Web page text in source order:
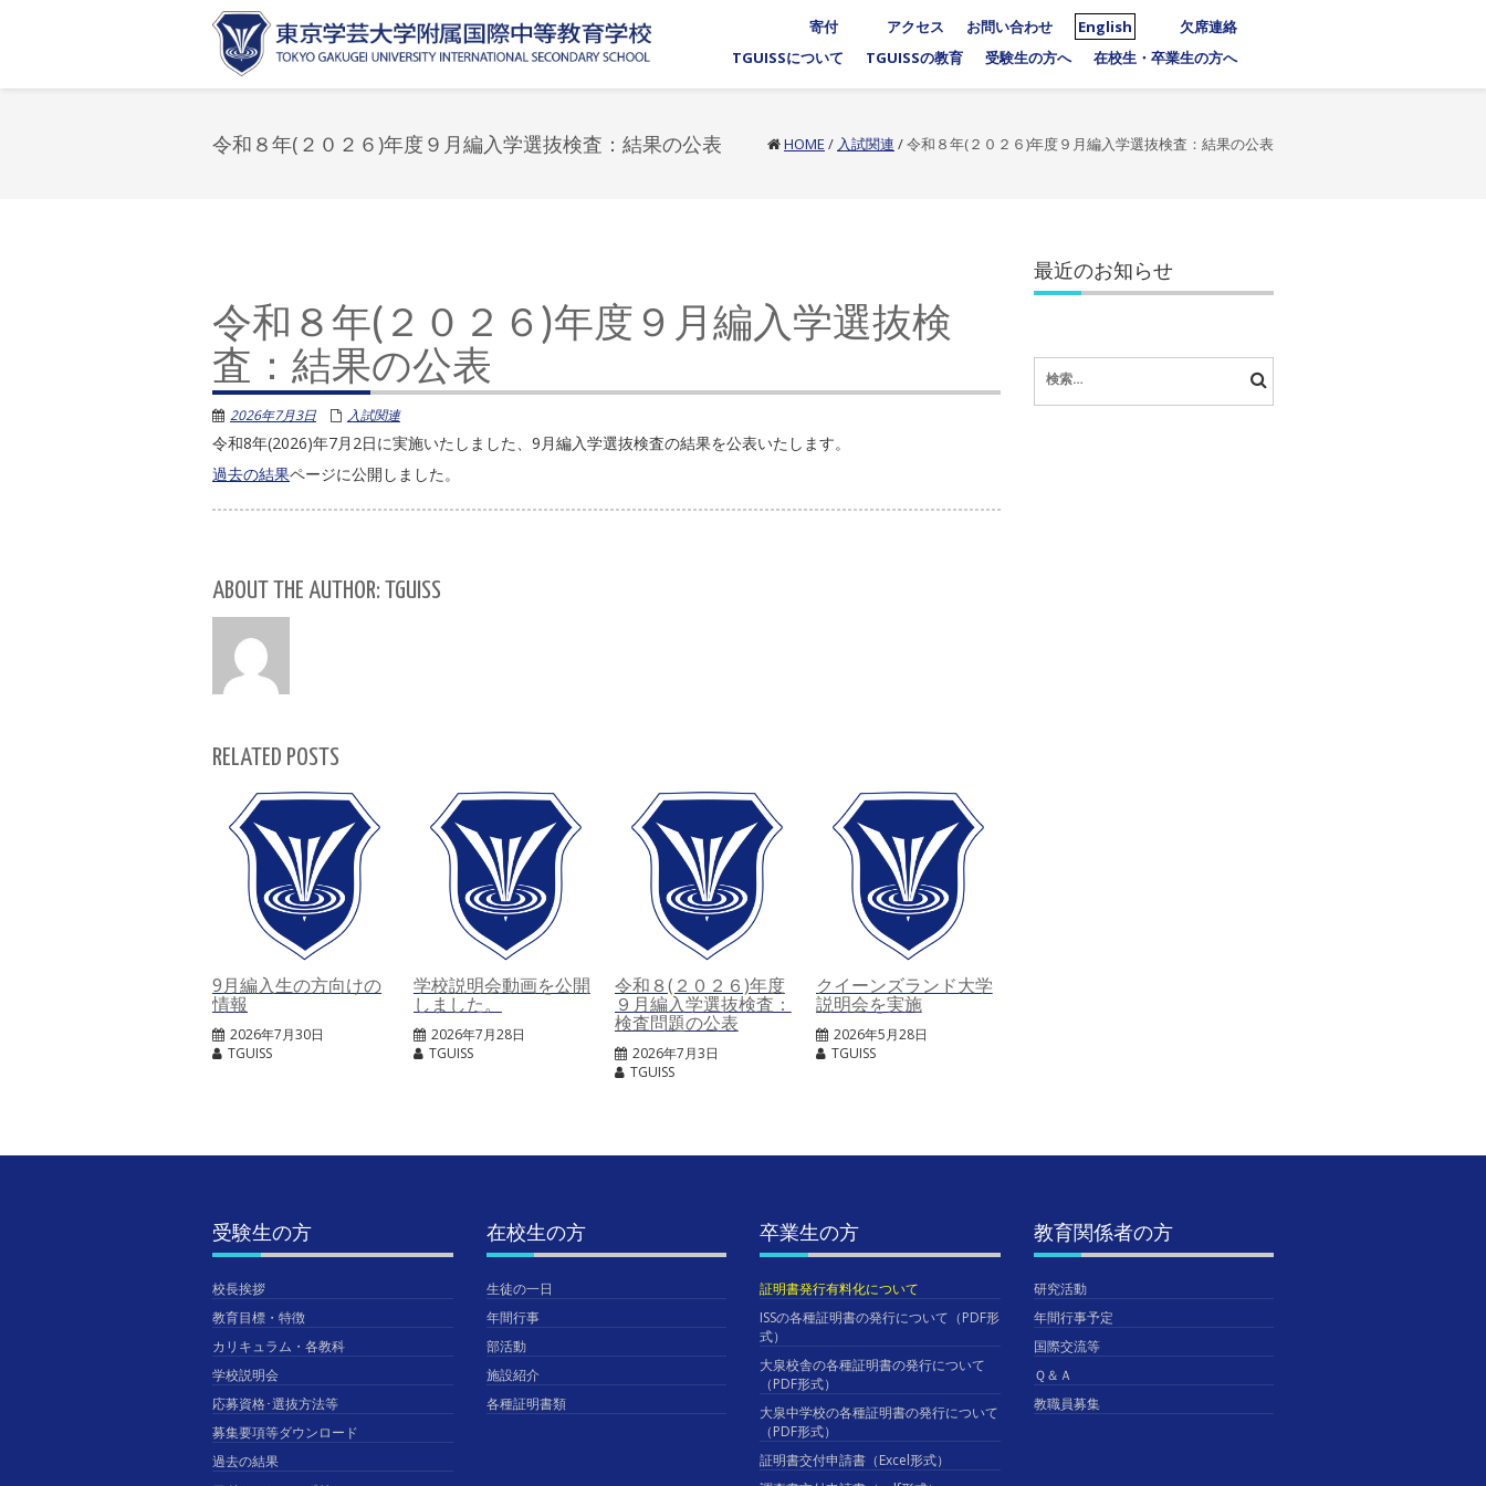
寄付 アクセス お問い合わせ English
欠席連絡
TGUISSについて
TGUISSの教育 受験生の方へ 在校生・卒業生の方へ
令和８年(２０２６)年度９月編入学選抜検査：結果の公表 HOME / 入試関連 /令和８年(２０２６)年度９月編入学選抜検査：結果の公表
令和８年(２０２６)年度９月編入学選抜検
査：結果の公表
2026年7月3日 入試関連
令和8年(2026)年7月2日に実施いたしました、9月編入学選抜検査の結果を公表いたします。
過去の結果ページに公開しました。
ABOUT THE AUTHOR: TGUISS
RELATED POSTS
9月編入生の方向けの
情報
2026年7月30日
TGUISS
学校説明会動画を公開
しました。
2026年7月28日
TGUISS
令和８(２０２６)年度
９月編入学選抜検査：
検査問題の公表
2026年7月3日
TGUISS
クイーンズランド大学
説明会を実施
2026年5月28日
TGUISS
最近のお知らせ
索:
受験生の方
校長挨拶
教育目標・特徴
カリキュラム・各教科
学校説明会
応募資格･選抜方法等
募集要項等ダウンロード
過去の結果
在校生の方
生徒の一日
年間行事
部活動
施設紹介
各種証明書類
卒業生の方
証明書発行有料化について
ISSの各種証明書の発行について（PDF形
式）
大泉校舎の各種証明書の発行について
（PDF形式）
大泉中学校の各種証明書の発行について
（PDF形式）
証明書交付申請書（Excel形式）
教育関係者の方
研究活動
年間行事予定
国際交流等
Ｑ＆Ａ
教職員募集